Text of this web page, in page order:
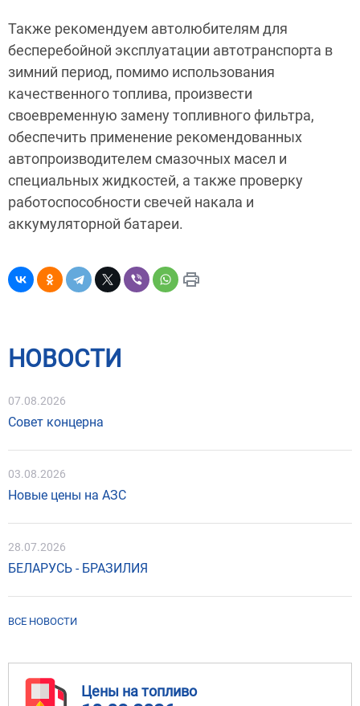
Также рекомендуем автолюбителям для
бесперебойной эксплуатации автотранспорта в
зимний период, помимо использования
качественного топлива, произвести
своевременную замену топливного фильтра,
обеспечить применение рекомендованных
автопроизводителем смазочных масел и
специальных жидкостей, а также проверку
работоспособности свечей накала и
аккумуляторной батареи.
НОВОСТИ
07.08.2026
Совет концерна
03.08.2026
Новые цены на АЗС
28.07.2026
БЕЛАРУСЬ - БРАЗИЛИЯ
ВСЕ НОВОСТИ
Цены на топливо